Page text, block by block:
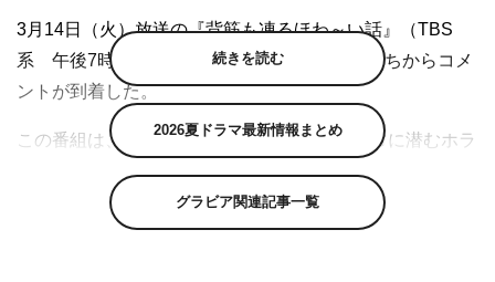
3月14日（火）放送の『背筋も凍るほわ～い話』（TBS
系 午後7時～8時57分）より、MCのかまいたちからコメ
ントが到着した。
この番組は、誰もが襲われるかもしれない日常に潜むホラ
ー体験をドラマ化。「幽霊の仕業？ オカルト現象？」と
言いたくなる不気味な体験ばかりだが、実は全てのホラー
に“意外な真実”が隠されており、それをクイズ形式で見破
続きを読む
2026夏ドラマ最新情報まとめ
グラビア関連記事一覧